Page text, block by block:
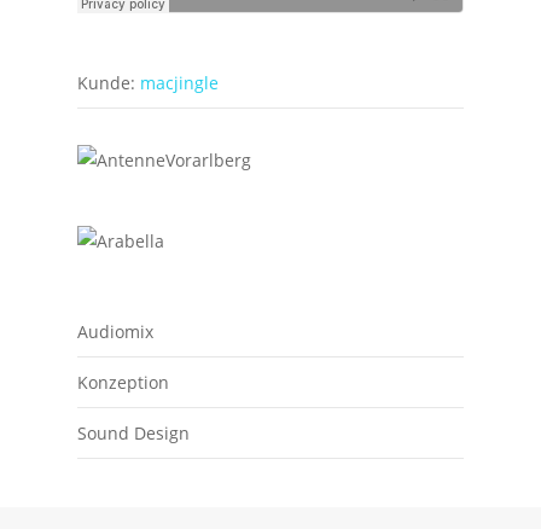
Kunde: macjingle
Audiomix
Konzeption
Sound Design